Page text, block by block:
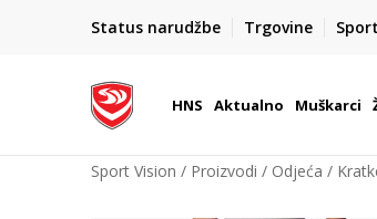
Status narudžbe TrgovineBOX NOW
Dostava 1,50 €
| Više od 800
HNS Aktualno Muškarci
Sport Vision Proizvodi Odjeća